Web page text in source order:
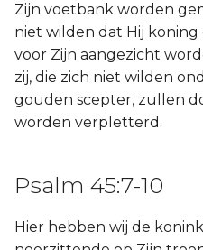
Zijn voetbank worden
niet wilden dat Hij
voor Zijn aangezicht
zij, die zich niet wilden
gouden scepter, zullen
worden verpletterd.
Psalm 45:7-10
Hier hebben wij de